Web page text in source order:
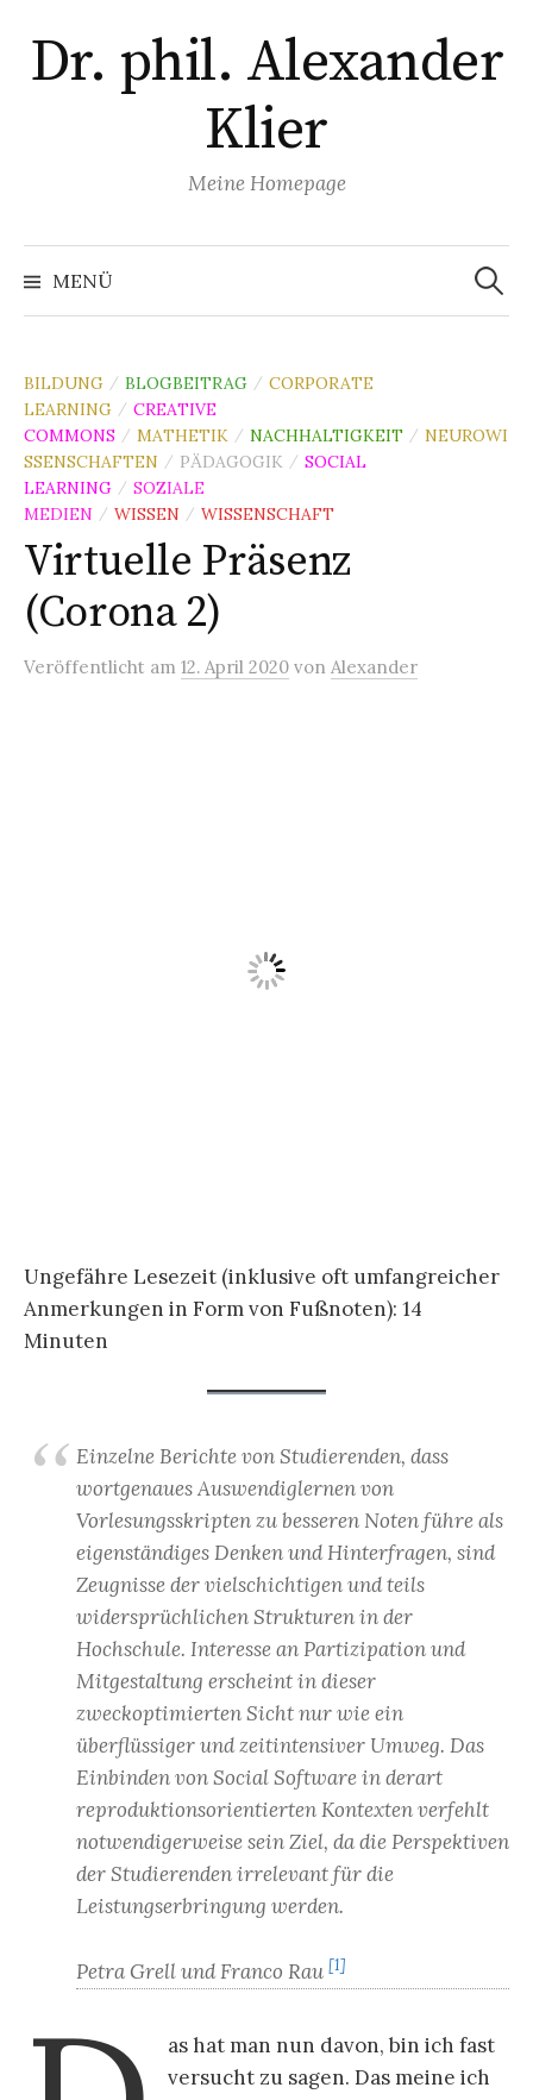
Inhalt
überspringen
Dr. phil. Alexander
Klier
Meine Homepage
MENÜ
Suchen
nach:
BILDUNG / BLOGBEITRAG / CORPORATE
LEARNING / CREATIVE
COMMONS / MATHETIK / NACHHALTIGKEIT / NEUROWI
SSENSCHAFTEN
/ PÄDAGOGIK / SOCIAL
LEARNING / SOZIALE
MEDIEN
/ WISSEN / WISSENSCHAFT
Virtuelle Präsenz
(Corona 2)
Veröffentlicht am 12. April 2020 von Alexander
Ungefähre Lesezeit (inklusive oft umfangreicher
Anmerkungen in Form von Fußnoten): 14
Minuten
Einzelne Berichte von Studierenden, dass
wortgenaues Auswendiglernen von
Vorlesungsskripten zu besseren Noten führe als
eigenständiges Denken und Hinterfragen, sind
Zeugnisse der vielschichtigen und teils
widersprüchlichen Strukturen in der
Hochschule. Interesse an Partizipation und
Mitgestaltung erscheint in dieser
zweckoptimierten Sicht nur wie ein
überflüssiger und zeitintensiver Umweg. Das
Einbinden von Social Software in derart
reproduktionsorientierten Kontexten verfehlt
notwendigerweise sein Ziel, da die Perspektiven
der Studierenden irrelevant für die
Leistungserbringung werden.
Petra Grell und Franco Rau [1]
as hat man nun davon, bin ich fast
versucht zu sagen. Das meine ich